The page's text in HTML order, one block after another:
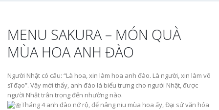
MENU SAKURA – MÓN QUÀ
MÙA HOA ANH ĐÀO
Người Nhật có câu: “Là hoa, xin làm hoa anh đào. Là người, xin làm võ
sĩ đạo”. Vậy mới thấy, anh đào là biểu trưng cho người Nhật, được
người Nhật trân trọng đến nhường nào.
Tháng 4 anh đào nở rộ, để nâng niu mùa hoa ấy, Đại sứ văn hóa